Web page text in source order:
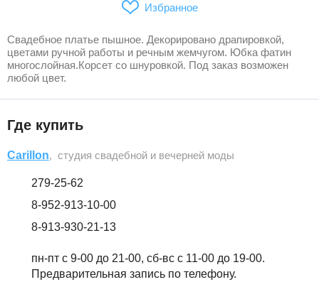
Избранное
Свадебное платье пышное. Декорировано драпировкой,
цветами ручной работы и речным жемчугом. Юбка фатин
многослойная.Корсет со шнуровкой. Под заказ возможен
любой цвет.
Где купить
Carillon, cтудия свадебной и вечерней моды
279-25-62
8-952-913-10-00
8-913-930-21-13
пн-пт с 9-00 до 21-00, сб-вс с 11-00 до 19-00.
Предварительная запись по телефону.